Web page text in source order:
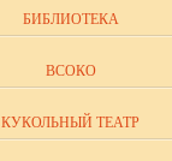
БИБЛИОТЕКА
ВСОКО
КУКОЛЬНЫЙ ТЕАТР